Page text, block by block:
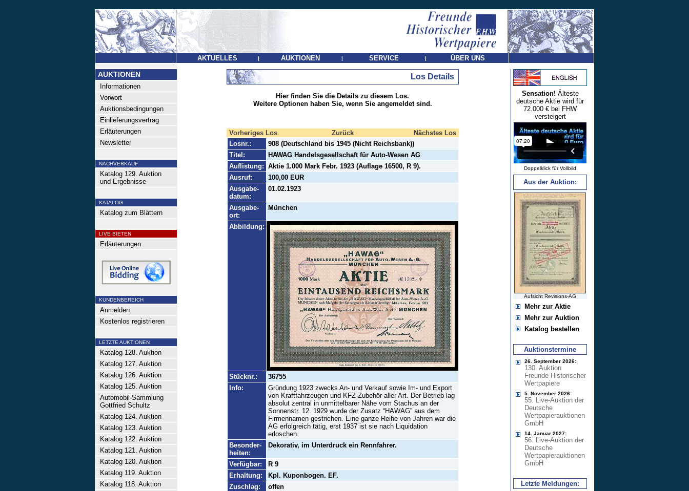
AKTUELLES | AUKTIONEN | SERVICE | ÜBER UNS
AUKTIONEN
Informationen
Vorwort
Auktionsbedingungen
Einlieferungsvertrag
Erläuterungen
Newsletter
NACHVERKAUF
Katalog 129. Auktion
und Ergebnisse
KATALOG
Katalog zum Blättern
LIVE BIETEN
Erläuterungen
KUNDENBEREICH
Anmelden
Kostenlos registrieren
LETZTE AUKTIONEN
Katalog 128. Auktion
Katalog 127. Auktion
Katalog 126. Auktion
Katalog 125. Auktion
Automobil-Sammlung
Gottfried Schultz
Katalog 124. Auktion
Katalog 123. Auktion
Katalog 122. Auktion
Katalog 121. Auktion
Katalog 120. Auktion
Katalog 119. Auktion
Katalog 118. Auktion
Los Details
Hier finden Sie die Details zu diesem Los.
Weitere Optionen haben Sie, wenn Sie angemeldet sind.
Vorheriges Los Zurück
Nächstes Los
Losnr.:
908 (Deutschland bis 1945 (Nicht Reichsbank))
Titel:
HAWAG Handelsgesellschaft für Auto-Wesen AG
Auflistung: Aktie 1.000 Mark Febr. 1923 (Auflage 16500, R 9).
Ausruf:
100,00 EUR
Ausgabe-
datum:
01.02.1923
Ausgabe-
ort:
München
Abbildung:
Stücknr.:
36755
Info:
Gründung 1923 zwecks An- und Verkauf sowie Im- und Export
von Kraftfahrzeugen und KFZ-Zubehör aller Art. Der Betrieb lag
absolut zentral in unmittelbarer Nähe vom Stachus an der
Sonnenstr. 12. 1929 wurde der Zusatz “HAWAG” aus dem
Firmennamen gestrichen. Eine ganze Reihe von Jahren war die
AG erfolgreich tätig, erst 1937 ist sie nach Liquidation
erloschen.
Besonder-
heiten:
Dekorativ, im Unterdruck ein Rennfahrer.
Verfügbar:
R 9
Erhaltung:
Kpl. Kuponbogen. EF.
Zuschlag:
offen
Sensation! Älteste
deutsche Aktie wird für
72.000 € bei FHW
versteigert
Doppelklick für Vollbild
Aus der Auktion:
Aufsicht Revisions-AG
Mehr zur Aktie
Mehr zur Auktion
Katalog bestellen
Auktionstermine
26. September 2026:
130. Auktion
Freunde Historischer
Wertpapiere
5. November 2026:
55. Live-Auktion der
Deutsche
Wertpapierauktionen
GmbH
14. Januar 2027:
56. Live-Auktion der
Deutsche
Wertpapierauktionen
GmbH
Letzte Meldungen: